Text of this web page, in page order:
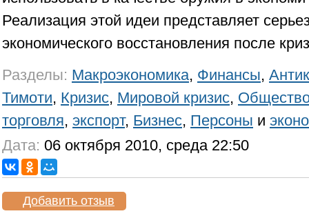
Реализация этой идеи представляет
экономического восстановления после
Разделы: Макроэкономика, Финансы,
Тимоти, Кризис, Мировой кризис,
торговля, экспорт, Бизнес, Персоны и
Дата: 06 октября 2010, среда 22:50
Добавить отзыв